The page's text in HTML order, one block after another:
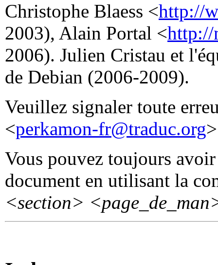
Christophe Blaess <http://
2003), Alain Portal <http://
2006). Julien Cristau et
de Debian (2006-2009).
Veuillez signaler toute
<perkamon-fr@traduc.org
Vous pouvez toujours
document en utilisant la
<section>